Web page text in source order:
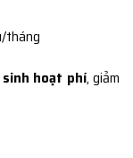
tháng
hoạt phí, giảm